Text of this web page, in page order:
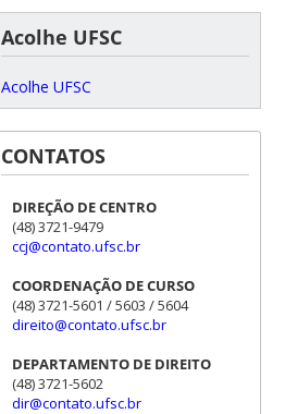
Acolhe UFSC
Acolhe UFSC
CONTATOS
DIREÇÃO DE CENTRO
(48) 3721-9479
ccj@contato.ufsc.br
COORDENAÇÃO DE CURSO
(48) 3721-5601 / 5603 / 5604
direito@contato.ufsc.br
DEPARTAMENTO DE DIREITO
(48) 3721-5602
dir@contato.ufsc.br